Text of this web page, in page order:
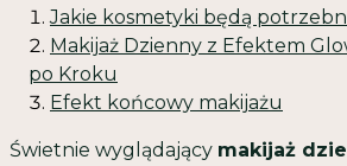
Jakie kosmetyki będą
Makijaż Dzienny z Efektem
po Kroku
Efekt końcowy makijażu
Świetnie wyglądający makijaż